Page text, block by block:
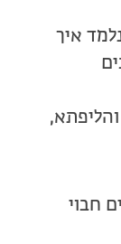
איך
חבוי